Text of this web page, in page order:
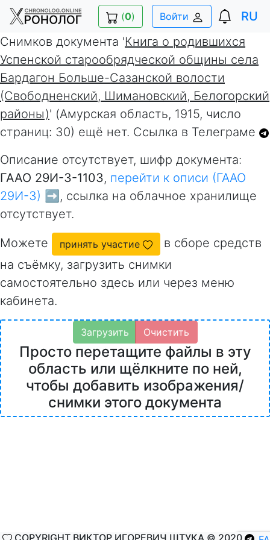
(0) Войти
RU
Снимков документа 'Книга о родившихся
Успенской старообрядческой общины села
Бардагон Больше-Сазанской волости
(Свободненский, Шимановский, Белогорский
районы)' (Амурская область, 1915, число
страниц: 30) ещё нет. Ссылка в Телеграме
Описание отсутствует, шифр документа:
ГААО 29И-3-1103, перейти к описи (ГААО
29И-3) ➡️ , ссылка на облачное хранилище
отсутствует.
Можете принять участие
в сборе средств
на съёмку, загрузить снимки
самостоятельно здесь или через меню
кабинета.
Загрузить Очистить
Просто перетащите файлы в эту
область или щёлкните по ней,
чтобы добавить изображения/
снимки этого документа
COPYRIGHT ВИКТОР ИГОРЕВИЧ ШТУКА © 2020